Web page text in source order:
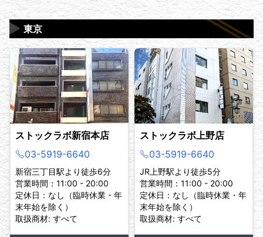
東京
▶
ストックラボ新宿本店
03-5919-6640
新宿三丁目駅より徒歩6分
営業時間：11:00 - 20:00
定休日：なし（臨時休業・年
末年始を除く）
取扱商材: すべて
ストックラボ上野店
03-5919-6640
JR上野駅より徒歩5分
営業時間：11:00 - 20:00
定休日：なし（臨時休業・年
末年始を除く）
取扱商材: すべて